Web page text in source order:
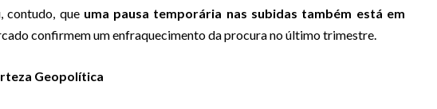
contudo, que uma pausa temporária nas subidas também está em
confirmem um enfraquecimento da procura no último trimestre.
Geopolítica